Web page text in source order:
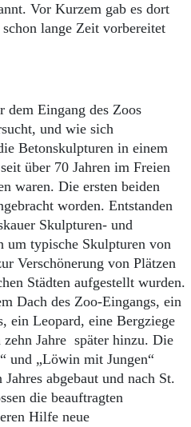
sind
Login
werden
Vor Kurzem gab es dort
lange Zeit vorbereitet
dem Eingang des Zoos
und wie sich
Betonskulpturen in einem
über 70 Jahren im Freien
waren. Die ersten beiden
worden. Entstanden
Skulpturen- und
um typische Skulpturen von
Verschönerung von Plätzen
Städten aufgestellt wurden.
Dach des Zoo-Eingangs, ein
ein Leopard, eine Bergziege
Jahre später hinzu. Die
und „Löwin mit Jungen“
abgebaut und nach St.
die beauftragten
Hilfe neue